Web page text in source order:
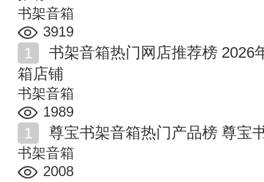
书架音箱
3919
箱店铺
书架音箱
1989
尊宝书架音箱热门产品榜 尊宝
书架音箱
2008